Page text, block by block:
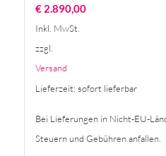
€2.890,00
Inkl. MwSt.
zzgl.
Versand
Lieferzeit: sofort lieferbar
Bei Lieferungen in Nicht-EU-
Steuern und Gebühren anfallen.